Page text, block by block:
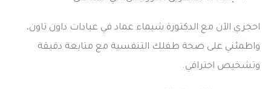
احجزي الآن مع الدكتورة شيماء عماد في عيادات داون تاون،
واطمئني على صحة طفلك التنفسية مع متابعة دقيقة
وتشخيص احترافي.